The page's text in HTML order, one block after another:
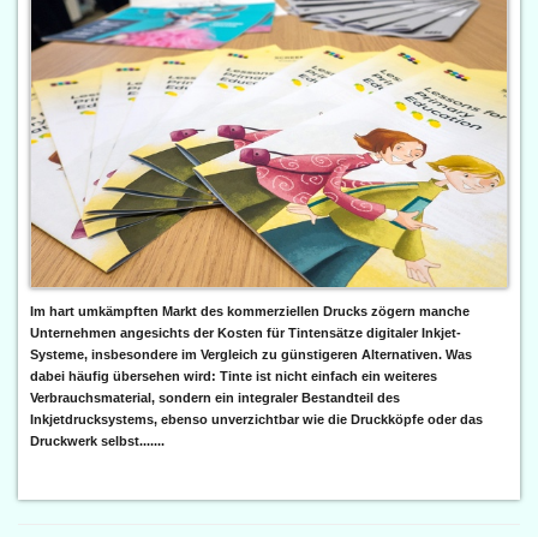
Im hart umkämpften Markt des kommerziellen Drucks zögern manche
Unternehmen angesichts der Kosten für Tintensätze digitaler Inkjet-
Systeme, insbesondere im Vergleich zu günstigeren Alternativen. Was
dabei häufig übersehen wird: Tinte ist nicht einfach ein weiteres
Verbrauchsmaterial, sondern ein integraler Bestandteil des
Inkjetdrucksystems, ebenso unverzichtbar wie die Druckköpfe oder das
Druckwerk selbst.......